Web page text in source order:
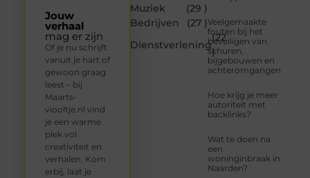
Muziek
(29 )
Bedrijven
(27 )
Dienstverlening
(22
)
Veelgemaakte
fouten bij het
beveiligen van
schuren,
bijgebouwen en
achteromgangen
Hoe krijg je meer
autoriteit met
backlinks?
Wat te doen na
een
woninginbraak in
Naarden?
Jouw
verhaal
mag er zijn
Of je nu schrijft
vanuit je hart of
gewoon graag
leest – bij
Maarts-
viooltje.nl vind
je een warme
plek vol
creativiteit en
verhalen. Kom
erbij, laat je